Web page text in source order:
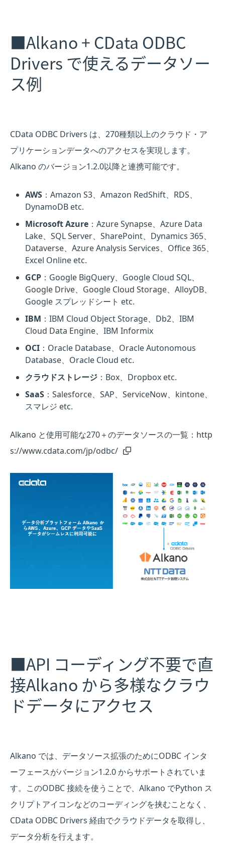
■Alkano + CData ODBC
Drivers で使えるデータソー
ス例
CData ODBC Drivers は、270種類以上のクラウド・ア
プリケーションデータへのアクセスを実現します。
Alkano のバージョン1.2.0以降と連携可能です。
AWS ：Amazon S3、Amazon RedShift、RDS、
DynamoDB etc.
Microsoft Azure ：Azure Synapse、Azure Data
Lake、SQL Server、SharePoint、Dynamics 365、
Dataverse、Azure Analysis Services、Office 365、
Excel Online etc.
GCP ：Google BigQuery、Google Cloud SQL、
Google Drive、Google Cloud Storage、AlloyDB、
Google スプレッドシート etc.
IBM ：IBM Cloud Object Storage、Db2、IBM
Cloud Data Engine、IBM Informix
OCI ：Oracle Database、Oracle Autonomous
Database、Oracle Cloud etc.
クラウドストレージ ：Box、Dropbox etc.
SaaS ：Salesforce、SAP、ServiceNow、kintone、
スマレジ etc.
Alkano と使用可能な270＋のデータソースの一覧： http
s://www.cdata.com/jp/odbc/
■API コーディング不要で直
接Alkano から多様なクラウ
ドデータにアクセス
Alkano では、データソース拡張のためにODBC インタ
ーフェースがバージョン1.2.0 からサポートされていま
す。このODBC 接続を使うことで、Alkano でPython ス
クリプトアイコンなどのコーディングを挟むことなく、
CData ODBC Drivers 経由でクラウドデータを取得し、
データ分析を行えます。